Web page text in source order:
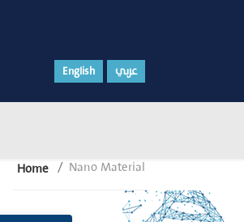
English عربي
Home Nano Material